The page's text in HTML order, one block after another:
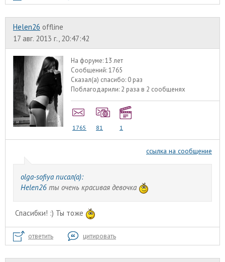
Helen26 offline
17 авг. 2013 г., 20:47:42
На форуме:13 лет
Сообщений:1765
Сказал(а) спасибо: 0 раз
Поблагодарили: 2 раза в 2 сообщенях
1765 81 1
ссылка на сообщение
olga-sofiya писал(а):
Helen26ты очень красивая девочка
Спасибки! :) Ты тоже
ответить цитировать